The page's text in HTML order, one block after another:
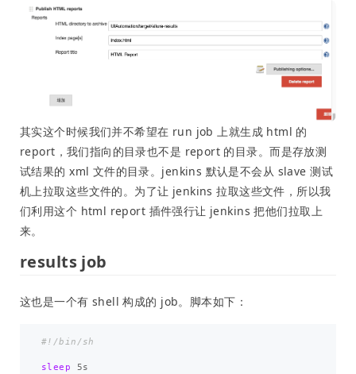
其实这个时候我们并不希望在 run job 上就生成 html 的
report，我们指向的目录也不是 report 的目录。而是存放测
试结果的 xml 文件的目录。jenkins 默认是不会从 slave 测试
机上拉取这些文件的。为了让 jenkins 拉取这些文件，所以我
们利用这个 html report 插件强行让 jenkins 把他们拉取上
来。
results job
这也是一个有 shell 构成的 job。脚本如下：
#!/bin/sh
sleep